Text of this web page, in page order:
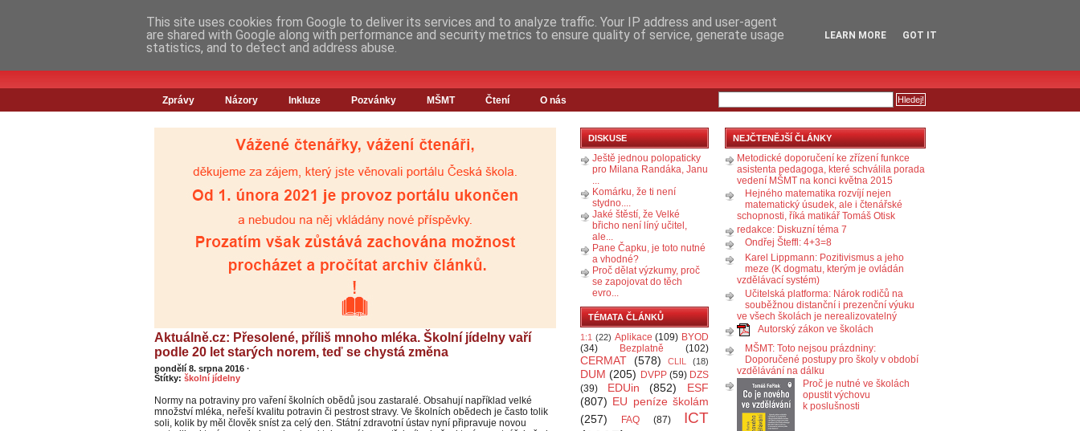
Zprávy Názory Inkluze Pozvánky MŠMT Čtení O nás
Aktuálně.cz: Přesolené, příliš mnoho mléka. Školní jídelny vaří
podle 20 let starých norem, teď se chystá změna
pondělí 8. srpna 2016 ·
Štítky: školní jídelny
Normy na potraviny pro vaření školních obědů jsou zastaralé. Obsahují například velké
množství mléka, neřeší kvalitu potravin či pestrost stravy. Ve školních obědech je často tolik
soli, kolik by měl člověk sníst za celý den. Státní zdravotní ústav nyní připravuje novou
DISKUSE
Ještě jednou polopaticky
pro Milana Randáka, Janu
...
Komárku, že ti není
stydno....
Jaké štěstí, že Velké
břicho není líný učitel,
ale...
Pane Čapku, je toto nutné
a vhodné?
Proč dělat výzkumy, proč
se zapojovat do těch
evro...
TÉMATA ČLÁNKŮ
1:1 (22) Aplikace (109) BYOD
(34)
Bezplatně (102)
CERMAT (578) CLIL (18)
DUM (205) DVPP (59) DZS
(39)
EDUin (852)
ESF
(807) EU peníze školám
(257)
FAQ (87)
ICT
NEJČTENĚJŠÍ ČLÁNKY
Metodické doporučení ke zřízení funkce
asistenta pedagoga, které schválila porada
vedení MŠMT na konci května 2015
Hejného matematika rozvíjí nejen
matematický úsudek, ale i čtenářské
schopnosti, říká matikář Tomáš Otisk
redakce: Diskuzní téma 7
Ondřej Šteffl: 4+3=8
Karel Lippmann: Pozitivismus a jeho
meze (K dogmatu, kterým je ovládán
vzdělávací systém)
Učitelská platforma: Nárok rodičů na
souběžnou distanční i prezenční výuku
ve všech školách je nerealizovatelný
Autorský zákon ve školách
MŠMT: Toto nejsou prázdniny:
Doporučené postupy pro školy v období
vzdělávání na dálku
Proč je nutné ve školách
opustit výchovu
k poslušnosti
This site uses cookies from Google to deliver its services and to analyze traffic. Your IP address and user-agent
are shared with Google along with performance and security metrics to ensure quality of service, generate usage
statistics, and to detect and address abuse.
LEARN MORE GOT IT